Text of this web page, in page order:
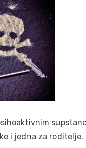
i jedna za roditelje.